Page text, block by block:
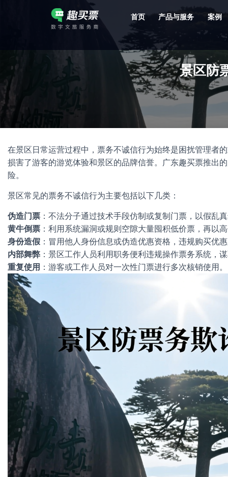
首页 产品与服务 案例
景区防
在景区日常运营过程中，票务不诚信行为始终是困扰管理者
损害了游客的游览体验和景区的品牌信誉。广东趣买票推出
险。
景区常见的票务不诚信行为主要包括以下几类：
伪造门票 ：不法分子通过技术手段仿制或复制门票，以假乱
黄牛倒票 ：利用系统漏洞或规则空隙大量囤积低价票，再以
身份造假 ：冒用他人身份信息或伪造优惠资格，违规购买优
内部舞弊 ：景区工作人员利用职务便利违规操作票务系统，
重复使用 ：游客或工作人员对一次性门票进行多次核销使用